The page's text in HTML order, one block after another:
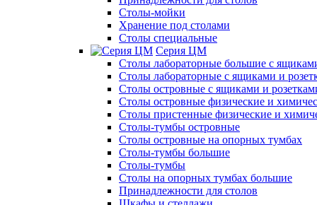
Столы-мойки
Хранение под столами
Столы специальные
Серия ЦМ
Столы лабораторные большие с
Столы лабораторные с ящиками и
Столы островные с ящиками и
Столы островные физические и
Столы пристенные физические и
Столы-тумбы островные
Столы островные на опорных тумбах
Столы-тумбы большие
Столы-тумбы
Столы на опорных тумбах большие
Принадлежности для столов